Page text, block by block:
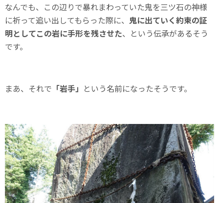
なんでも、この辺りで暴れまわっていた鬼を三ツ石の神様
に祈って追い出してもらった際に、 鬼に出ていく約束の証
明としてこの岩に手形を残させた、という伝承があるそう
です。
まあ、それで 「岩手」 という名前になったそうです。